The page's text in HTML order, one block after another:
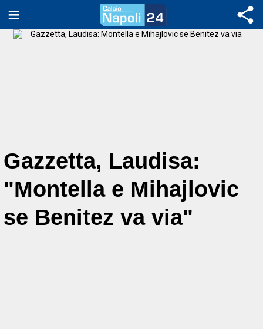
Gazzetta, Laudisa:
"Montella e Mihajlovic
se Benitez va via"